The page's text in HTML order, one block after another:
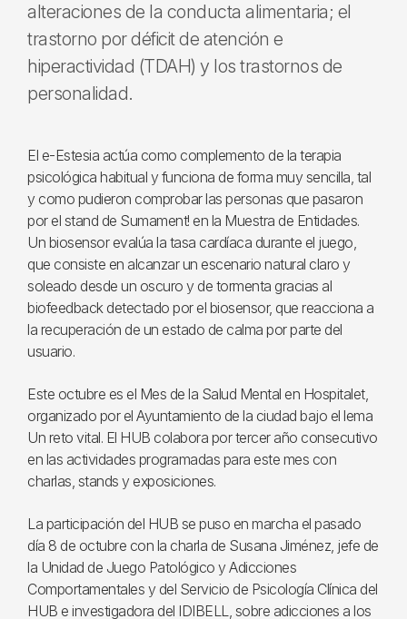
alteraciones de la conducta alimentaria; el
trastorno por déficit de atención e
hiperactividad (TDAH) y los trastornos de
personalidad.
El e-Estesia actúa como complemento de la terapia
psicológica habitual y funciona de forma muy sencilla, tal
y como pudieron comprobar las personas que pasaron
por el stand de Sumament! en la Muestra de Entidades.
Un biosensor evalúa la tasa cardíaca durante el juego,
que consiste en alcanzar un escenario natural claro y
soleado desde un oscuro y de tormenta gracias al
biofeedback detectado por el biosensor, que reacciona a
la recuperación de un estado de calma por parte del
usuario.
Este octubre es el Mes de la Salud Mental en Hospitalet,
organizado por el Ayuntamiento de la ciudad bajo el lema
Un reto vital. El HUB colabora por tercer año consecutivo
en las actividades programadas para este mes con
charlas, stands y exposiciones.
La participación del HUB se puso en marcha el pasado
día 8 de octubre con la charla de Susana Jiménez, jefe de
la Unidad de Juego Patológico y Adicciones
Comportamentales y del Servicio de Psicología Clínica del
HUB e investigadora del IDIBELL, sobre adicciones a los